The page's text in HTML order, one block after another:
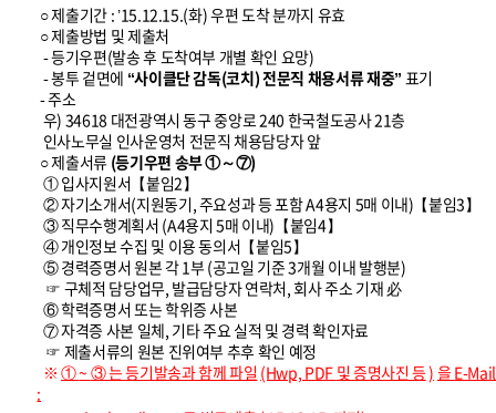
○ 제출기간 : ’15.12.15.(화) 우편 도착 분까지 유효
○ 제출방법 및 제출처
- 등기우편(발송 후 도착여부 개별 확인 요망)
- 봉투 겉면에 “사이클단 감독(코치) 전문직 채용서류 재중” 표기
- 주소
우) 34618 대전광역시 동구 중앙로 240 한국철도공사 21층
인사노무실 인사운영처 전문직 채용담당자 앞
○ 제출서류 (등기우편 송부 ①～⑦)
① 입사지원서【붙임2】
② 자기소개서(지원동기, 주요성과 등 포함 A4용지 5매 이내)【붙임3】
③ 직무수행계획서 (A4용지 5매 이내)【붙임4】
④ 개인정보 수집 및 이용 동의서【붙임5】
⑤ 경력증명서 원본 각 1부 (공고일 기준 3개월 이내 발행분)
☞ 구체적 담당업무, 발급담당자 연락처, 회사 주소 기재 必
⑥ 학력증명서 또는 학위증 사본
⑦ 자격증 사본 일체, 기타 주요 실적 및 경력 확인자료
☞ 제출서류의 원본 진위여부 추후 확인 예정
※①~ ③는 등기발송과 함께 파일 (Hwp, PDF 및 증명사진 등) 을 E-Mail
: